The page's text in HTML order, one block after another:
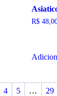
R$
4 5 … 29